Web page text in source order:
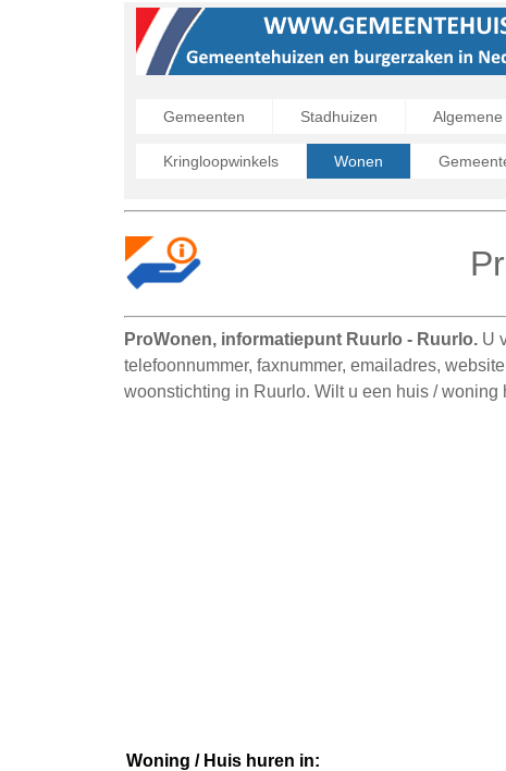
Gemeenten Stadhuizen
Kringloopwinkels Wonen
ProWonen, informatiepunt Ruurlo - Ruurlo. U
telefoonnummer, faxnummer, emailadres,
woonstichting in Ruurlo. Wilt u een huis /
Woning / Huis huren in: